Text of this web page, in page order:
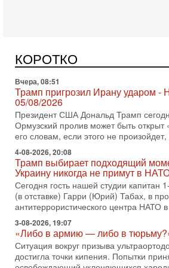
КОРОТКО
Израиле могут стать самыми
Нетаниягу снова уверенно заявляет,
Вчера, 08:51
Трамп пригрозил Ирану ударом
05/08/2026
Президент США Дональд Трамп
Ормузский пролив может быть открыт
его словам, если этого не
4-08-2026, 20:08
Трамп выбирает подходящий
Украину никогда не примут в
Сегодня гость нашей студии
(в отставке) Гарри (Юрий) Табах, в
антитеррористического центра НАТО в
3-08-2026, 19:07
«Либо в армию — либо в
Ситуация вокруг призыва
достигла точки кипения. Попытки